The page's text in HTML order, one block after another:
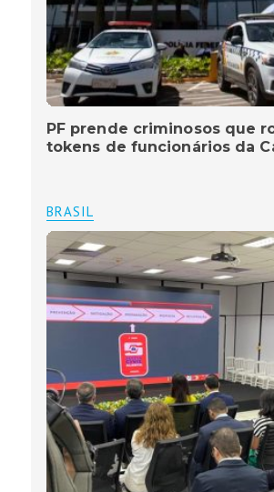
PF prende criminosos que
tokens de funcionários da
BRASIL